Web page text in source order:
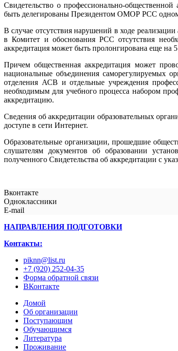
Свидетельство о профессионально-
быть делегированы Президентом ОМОР РСС
В случае отсутствия нарушений в ходе
в Комитет и обоснования РСС отсутствия
аккредитация может быть пролонгирована еще на 5
Причем общественная аккредитация может
национальные объединения саморегулируемых
отделения АСВ и отдельные учреждения
необходимым для учебного процесса набором
аккредитацию.
Сведения об аккредитации образовательных
доступе в сети Интернет.
Образовательные организации, прошедшие
слушателям документов об образовании
полученного Свидетельства об аккредитации с
Вконтакте
Одноклассники
E-mail
НАПРАВЛЕНИЯ ПОДГОТОВКИ
Контакты:
piknn@list.ru
+7 (920) 252-04-35
Форма обратной связи
ВКонтакте
Домой
Об организации
Поступающим
Обучающимся
Литература
Проживание